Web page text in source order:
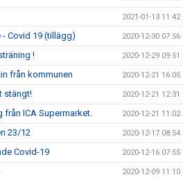
2021-01-13 11:42
Covid 19 (tillägg) 2020-12-30 07:56
! 2020-12-29 09:51
från kommunen 2020-12-21 16:05
stängt! 2020-12-21 12:31
från ICA Supermarket. 2020-12-21 11:02
23/12 2020-12-17 08:54
Covid-19 2020-12-16 07:55
2020-12-09 11:10